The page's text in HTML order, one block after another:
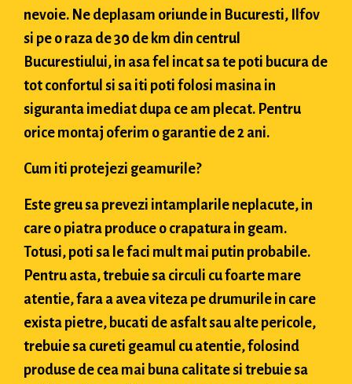
nevoie. Ne deplasam oriunde in Bucuresti, Ilfov
si pe o raza de 30 de km din centrul
Bucurestiului, in asa fel incat sa te poti bucura de
tot confortul si sa iti poti folosi masina in
siguranta imediat dupa ce am plecat. Pentru
orice montaj oferim o garantie de 2 ani.
Cum iti protejezi geamurile?
Este greu sa prevezi intamplarile neplacute, in
care o piatra produce o crapatura in geam.
Totusi, poti sa le faci mult mai putin probabile.
Pentru asta, trebuie sa circuli cu foarte mare
atentie, fara a avea viteza pe drumurile in care
exista pietre, bucati de asfalt sau alte pericole,
trebuie sa cureti geamul cu atentie, folosind
produse de cea mai buna calitate si trebuie sa